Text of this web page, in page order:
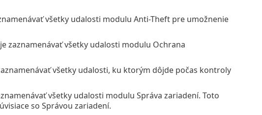
všetky udalosti modulu Anti-Theft pre umožnenie
zaznamenávať všetky udalosti modulu Ochrana
všetky udalosti, ku ktorým dôjde počas kontroly
všetky udalosti modulu Správa zariadení. Toto
so Správou zariadení.